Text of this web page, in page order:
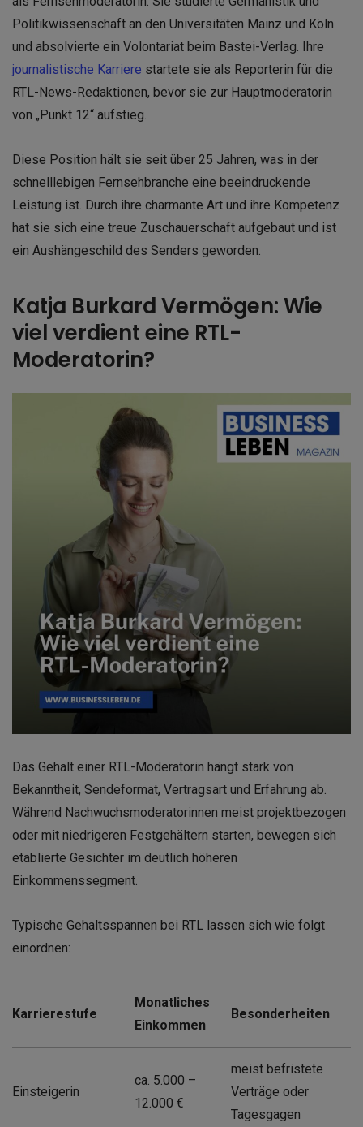
Politikwissenschaft an den Universitäten Mainz und Köln
und absolvierte ein Volontariat beim Bastei-Verlag. Ihre
journalistische Karriere startete sie als Reporterin für die
RTL-News-Redaktionen, bevor sie zur Hauptmoderatorin
von „Punkt 12“ aufstieg.
Diese Position hält sie seit über 25 Jahren, was in der
schnelllebigen Fernsehbranche eine beeindruckende
Leistung ist. Durch ihre charmante Art und ihre Kompetenz
hat sie sich eine treue Zuschauerschaft aufgebaut und ist
ein Aushängeschild des Senders geworden.
Katja Burkard Vermögen: Wie
viel verdient eine RTL-
Moderatorin?
Das Gehalt einer RTL-Moderatorin hängt stark von
Bekanntheit, Sendeformat, Vertragsart und Erfahrung ab.
Während Nachwuchsmoderatorinnen meist projektbezogen
oder mit niedrigeren Festgehältern starten, bewegen sich
etablierte Gesichter im deutlich höheren
Einkommenssegment.
Typische Gehaltsspannen bei RTL lassen sich wie folgt
einordnen:
Karrierestufe
Monatliches
Einkommen
Besonderheiten
Einsteigerin
ca. 5.000 –
12.000 €
meist befristete
Verträge oder
Tagesgagen